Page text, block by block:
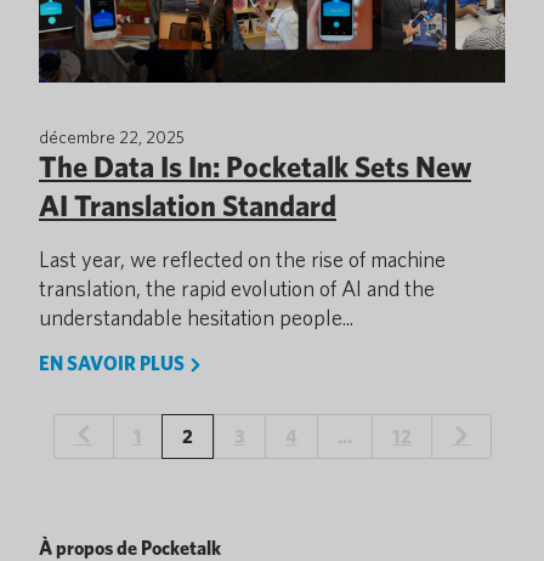
décembre 22, 2025
The Data Is In: Pocketalk Sets New
AI Translation Standard
Last year, we reflected on the rise of machine
translation, the rapid evolution of AI and the
understandable hesitation people...
EN SAVOIR PLUS
1 2 3 4 … 12
À propos de Pocketalk